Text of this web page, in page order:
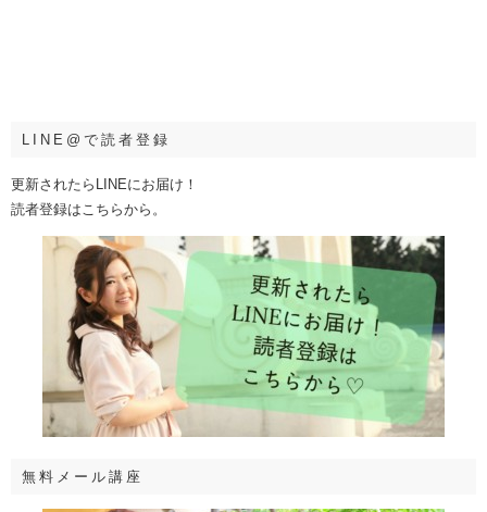
LINE@で読者登録
更新されたらLINEにお届け！
読者登録はこちらから。
無料メール講座